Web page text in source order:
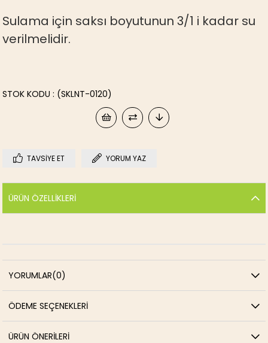
Sulama için saksı boyutunun 3/1 i kadar su
verilmelidir.
(SKLNT-0120)
STOK KODU
TAVSIYE ET YORUM YAZ
ÜRÜN ÖZELLIKLERI
YORUMLAR(0)
ÖDEME SEÇENEKLERI
ÜRÜN ÖNERILERI